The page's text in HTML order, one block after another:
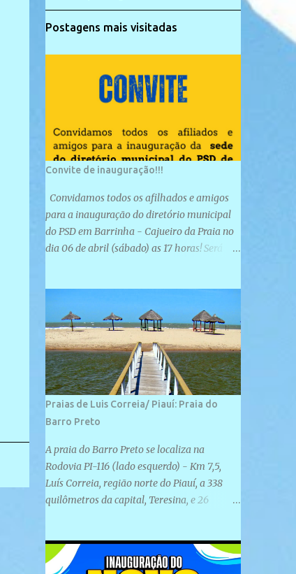
Postagens mais visitadas
Convite de inauguração!!!
Convidamos todos os afilhados e amigos
para a inauguração do diretório municipal
do PSD em Barrinha - Cajueiro da Praia no
dia 06 de abril (sábado) as 17 horas! Será
localizada na Rua São José, 98 Barrinha -
Cajueiro da Praia.
Praias de Luis Correia/ Piauí: Praia do
Barro Preto
A praia do Barro Preto se localiza na
Rodovia PI-116 (lado esquerdo) - Km 7,5,
Luís Correia, região norte do Piauí, a 338
quilômetros da capital, Teresina, e 26
plana e retilínea na maior parte de sua
extensão, chegando a mais ou menos a 1,5